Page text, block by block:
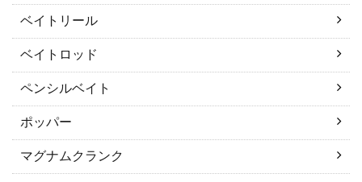
ベイトリール
ベイトロッド
ペンシルベイト
ポッパー
マグナムクランク